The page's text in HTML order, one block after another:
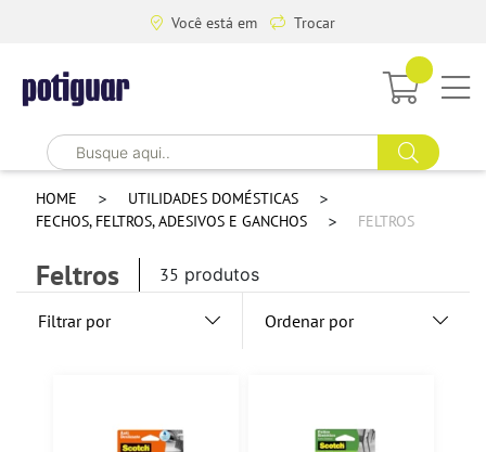
Você está em Trocar
HOME
UTILIDADES DOMÉSTICAS
FECHOS, FELTROS, ADESIVOS E GANCHOS
FELTROS
Feltros 35 produtos
Filtrar por Ordenar por